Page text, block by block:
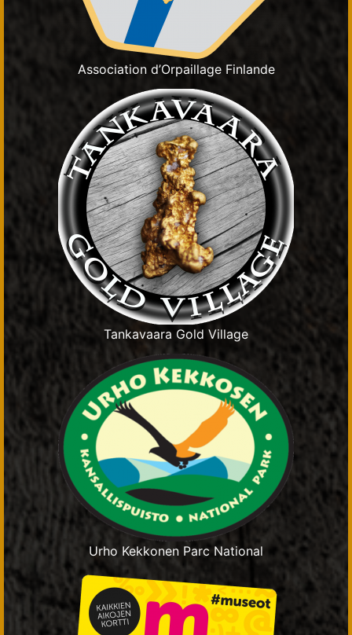
Association d’Orpaillage Finlande
Tankavaara Gold Village
Urho Kekkonen Parc National